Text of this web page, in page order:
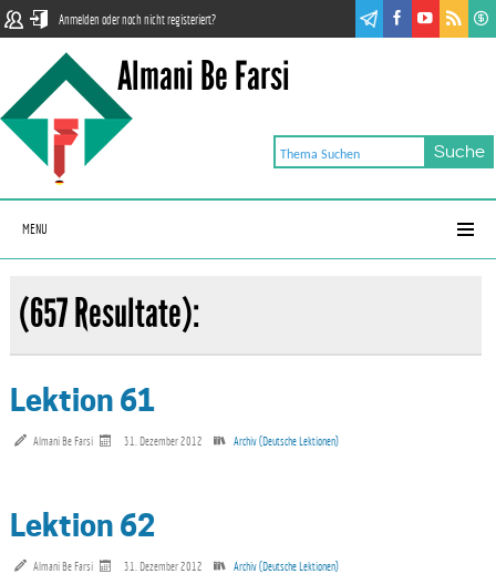
Anmelden oder noch nicht registeriert?
Almani Be Farsi
MENU
(657 Resultate):
Lektion 61
Almani Be Farsi 31. Dezember 2012 Archiv (Deutsche Lektionen)
Lektion 62
Almani Be Farsi 31. Dezember 2012 Archiv (Deutsche Lektionen)